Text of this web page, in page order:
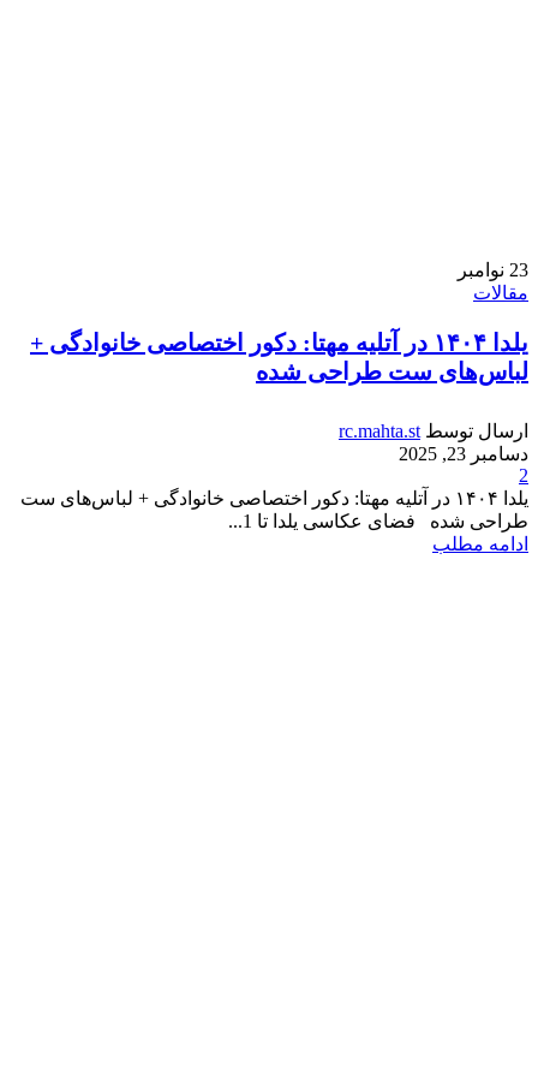
23 نوامبر
مقالات
یلدا ۱۴۰۴ در آتلیه مهتا: دکور اختصاصی خانوادگی +
لباس‌های ست طراحی شده
ارسال توسط rc.mahta.st
دسامبر 23, 2025
2
یلدا ۱۴۰۴ در آتلیه مهتا: دکور اختصاصی خانوادگی + لباس‌های ست
طراحی شده فضای عکاسی یلدا تا 1...
ادامه مطلب